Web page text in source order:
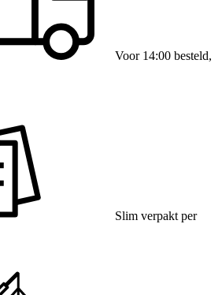
Voor 14:00 besteld,
Slim verpakt per